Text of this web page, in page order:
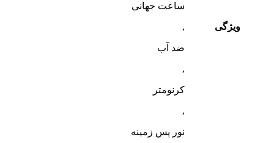
ویژگی
ساعت جهانی
,
ضد آب
,
کرنومتر
,
نور پس زمینه